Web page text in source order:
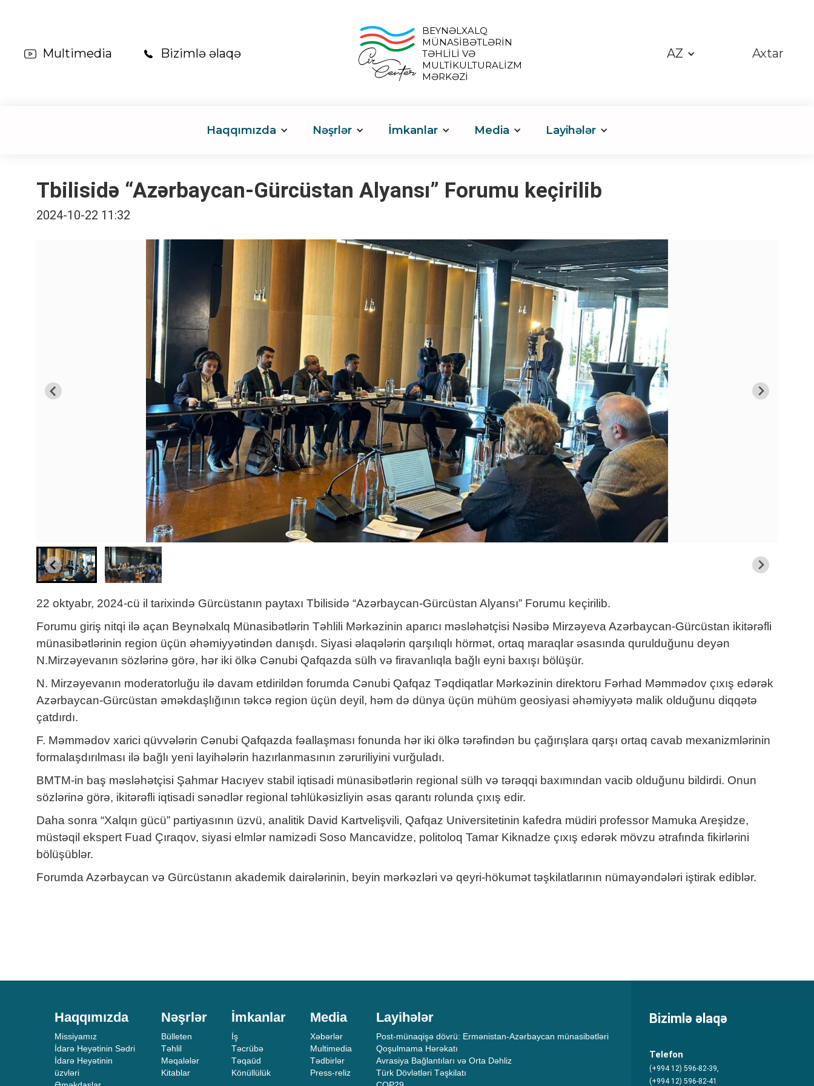
Multimedia Bizimlə əlaqə
BEYNƏLXALQ
MÜNASİBƏTLƏRİN
TƏHLİLİ VƏ
MULTİKULTURALİZM
MƏRKƏZİ
AZ Axtar
Haqqımızda Nəşrlər İmkanlar Media Layihələr
Tbilisidə “Azərbaycan-Gürcüstan Alyansı” Forumu keçirilib
2024-10-22 11:32
22 oktyabr, 2024-cü il tarixində Gürcüstanın paytaxı Tbilisidə “Azərbaycan-Gürcüstan Alyansı” Forumu keçirilib.
Forumu giriş nitqi ilə açan Beynəlxalq Münasibətlərin Təhlili Mərkəzinin aparıcı məsləhətçisi Nəsibə Mirzəyeva Azərbaycan-Gürcüstan ikitərəfli
münasibətlərinin region üçün əhəmiyyətindən danışdı. Siyasi əlaqələrin qarşılıqlı hörmət, ortaq maraqlar əsasında qurulduğunu deyən
N.Mirzəyevanın sözlərinə görə, hər iki ölkə Cənubi Qafqazda sülh və firavanlıqla bağlı eyni baxışı bölüşür.
N. Mirzəyevanın moderatorluğu ilə davam etdirildən forumda Cənubi Qafqaz Təqdiqatlar Mərkəzinin direktoru Fərhad Məmmədov çıxış edərək
Azərbaycan-Gürcüstan əməkdaşlığının təkcə region üçün deyil, həm də dünya üçün mühüm geosiyasi əhəmiyyətə malik olduğunu diqqətə
çatdırdı.
F. Məmmədov xarici qüvvələrin Cənubi Qafqazda fəallaşması fonunda hər iki ölkə tərəfindən bu çağırışlara qarşı ortaq cavab mexanizmlərinin
formalaşdırılması ilə bağlı yeni layihələrin hazırlanmasının zəruriliyini vurğuladı.
BMTM-in baş məsləhətçisi Şahmar Hacıyev stabil iqtisadi münasibətlərin regional sülh və tərəqqi baxımından vacib olduğunu bildirdi. Onun
sözlərinə görə, ikitərəfli iqtisadi sənədlər regional təhlükəsizliyin əsas qarantı rolunda çıxış edir.
Daha sonra “Xalqın gücü” partiyasının üzvü, analitik David Kartvelişvili, Qafqaz Universitetinin kafedra müdiri professor Mamuka Areşidze,
müstəqil ekspert Fuad Çıraqov, siyasi elmlər namizədi Soso Mancavidze, politoloq Tamar Kiknadze çıxış edərək mövzu ətrafında fikirlərini
bölüşüblər.
Forumda Azərbaycan və Gürcüstanın akademik dairələrinin, beyin mərkəzləri və qeyri-hökumət təşkilatlarının nümayəndələri iştirak ediblər.
Haqqımızda
Missiyamız
İdarə Heyətinin Sədri
İdarə Heyətinin
üzvləri
Nəşrlər
Bülleten
Təhlil
Məqalələr
Kitablar
İmkanlar
İş
Təcrübə
Təqaüd
Könüllülük
Media
Xəbərlər
Multimedia
Tədbirlər
Press-reliz
Layihələr
Post-münaqişə dövrü: Ermənistan-Azərbaycan münasibətləri
Qoşulmama Hərəkatı
Avrasiya Bağlantıları və Orta Dəhliz
Türk Dövlətləri Təşkilatı
Bizimlə əlaqə
Telefon
(+994 12) 596-82-39,
(+994 12) 596-82-41